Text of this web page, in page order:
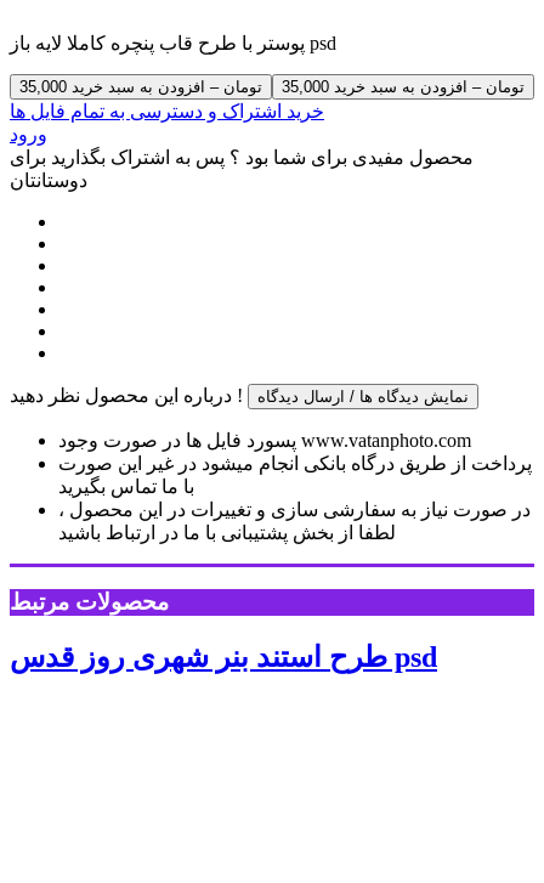
پوستر با طرح قاب پنچره کاملا لایه باز psd
35,000 تومان – افزودن به سبد خرید
خرید اشتراک و دسترسی به تمام فایل ها
ورود
محصول مفیدی برای شما بود ؟ پس به اشتراک بگذارید برای
دوستانتان
درباره این محصول نظر دهید ! نمایش دیدگاه ها / ارسال دیدگاه
پسورد فایل ها در صورت وجود www.vatanphoto.com
پرداخت از طریق درگاه بانکی انجام میشود در غیر این صورت
با ما تماس بگیرید
در صورت نیاز به سفارشی سازی و تغییرات در این محصول ،
لطفا از بخش پشتیبانی با ما در ارتباط باشید
محصولات مرتبط
طرح استند بنر شهری روز قدس psd